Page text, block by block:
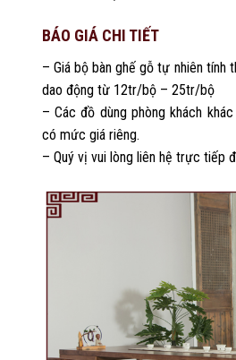
BÁO GIÁ CHI TIẾT
– Giá bộ bàn ghế gỗ tự nhiên tính
dao động từ 12tr/bộ – 25tr/bộ
– Các đồ dùng phòng khách
có mức giá riêng.
– Quý vị vui lòng liên hệ trực tiếp